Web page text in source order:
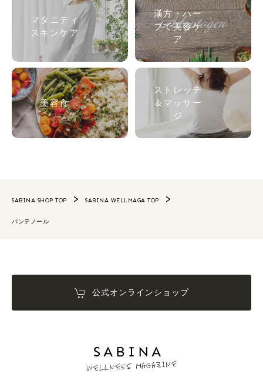
マタニティ
スキンケア
漢方・ハー
ブで美容ケ
ア
美容食
ストレッチ
＆マッサー
ジ
SABINA SHOP TOP SABINA WELLMAGA TOP
パンテノール
公式オンラインショップ